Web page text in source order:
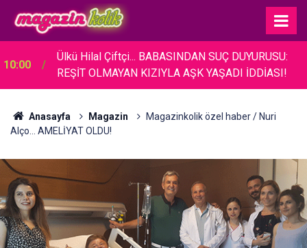
10:00
Ülkü Hilal Çiftçi... BABASINDAN SUÇ DUYURUSU:
REŞİT OLMAYAN KIZIYLA AŞK YAŞADI İDDİASI!
Anasayfa Magazin
Magazinkolik özel haber / Nuri
Alço... AMELİYAT OLDU!